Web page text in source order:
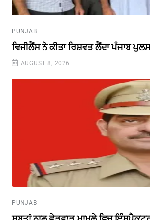
PUNJAB
ਵਿਜੀਲੈਂਸ ਨੇ ਕੀਤਾ ਰਿਸ਼ਵਤ ਲੈਂਦਾ ਪੰਜਾਬ
AUGUST 8, 2026
PUNJAB